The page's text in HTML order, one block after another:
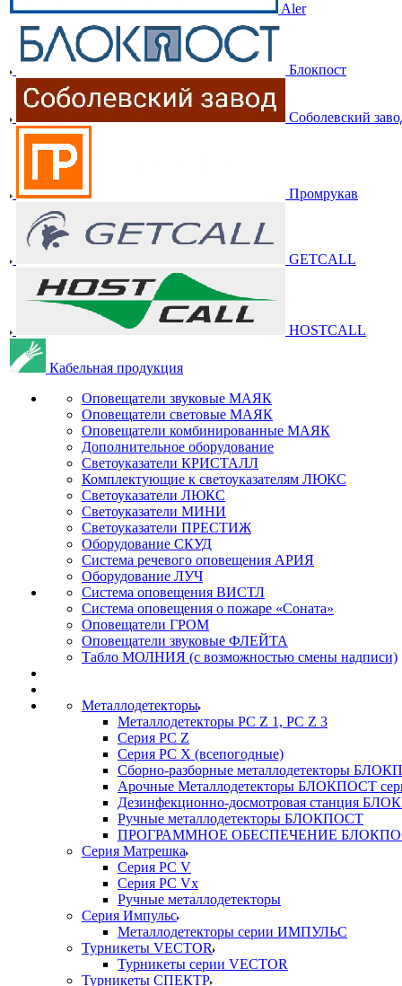
Aler
Блокпост
Соболевский
Промрукав
GETCALL
HOSTCALL
Кабельная продукция
Оповещатели звуковые МАЯК
Оповещатели световые МАЯК
Оповещатели комбинированные МАЯК
Дополнительное оборудование
Светоуказатели КРИСТАЛЛ
Комплектующие к светоуказателям ЛЮКС
Светоуказатели ЛЮКС
Светоуказатели МИНИ
Светоуказатели ПРЕСТИЖ
Оборудование СКУД
Система речевого оповещения АРИЯ
Оборудование ЛУЧ
Система оповещения ВИСТЛ
Система оповещения о пожаре «Соната»
Оповещатели ГРОМ
Оповещатели звуковые ФЛЕЙТА
Табло МОЛНИЯ (с возможностью смены надписи)
Металлодетекторы
Металлодетекторы РС Z 1, PC Z 3
Серия РС Z
Серия РС X (всепогодные)
Сборно-разборные металлодетекторы
Арочные Металлодетекторы БЛОКПОСТ
Дезинфекционно-досмотровая станция
Ручные металлодетекторы БЛОКПОСТ
ПРОГРАММНОЕ ОБЕСПЕЧЕНИЕ
Серия Матрешка
Серия PC V
Серия PC Vx
Ручные металлодетекторы
Серия Импульс
Металлодетекторы серии ИМПУЛЬС
Турникеты VECTOR
Турникеты серии VECTOR
Турникеты СПЕКТР